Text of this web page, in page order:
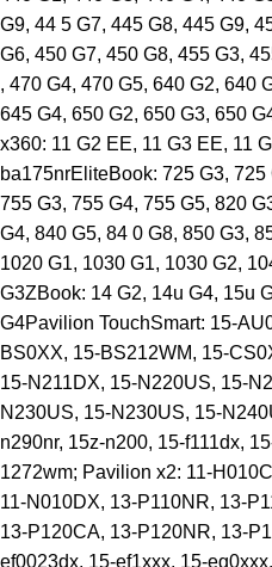
G9, 44 5 G7, 445 G8, 445 G9,
G6, 450 G7, 450 G8, 455 G3,
, 470 G4, 470 G5, 640 G2, 640
645 G4, 650 G2, 650 G3, 650
x360: 11 G2 EE, 11 G3 EE, 11
ba175nrEliteBook: 725 G3,
755 G3, 755 G4, 755 G5, 820
G4, 840 G5, 84 0 G8, 850 G3,
1020 G1, 1030 G1, 1030 G2,
G3ZBook: 14 G2, 14u G4, 15u
G4Pavilion TouchSmart: 15-
BS0XX, 15-BS212WM, 15-
15-N211DX, 15-N220US, 15-
N230US, 15-N230US, 15-
n290nr, 15z-n200, 15-f111dx,
1272wm; Pavilion x2: 11-
11-N010DX, 13-P110NR, 13-
13-P120CA, 13-P120NR, 13-
ef0023dx, 15-ef1xxx, 15-